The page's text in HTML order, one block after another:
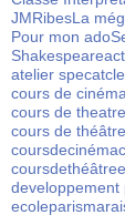
Actualités
Bureau des
Classe
JMRibesLa
Pour mon ado
Shakespeare
atelier specatcle
cours de cinéma
cours de
cours de théâtre
coursdecinéma